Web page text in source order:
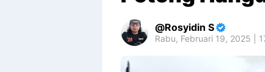
Rosyidin S
Rabu, Februari 19, 2025 |